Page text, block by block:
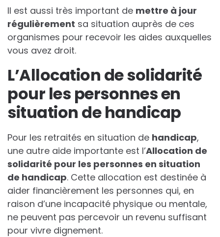
Il est aussi très important de mettre à jour
régulièrement sa situation auprès de ces
organismes pour recevoir les aides auxquelles
vous avez droit.
L’Allocation de solidarité
pour les personnes en
situation de handicap
Pour les retraités en situation de handicap,
une autre aide importante est l’Allocation de
solidarité pour les personnes en situation
de handicap. Cette allocation est destinée à
aider financièrement les personnes qui, en
raison d’une incapacité physique ou mentale,
ne peuvent pas percevoir un revenu suffisant
pour vivre dignement.